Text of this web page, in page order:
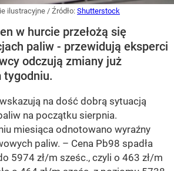
ilustracyjne / Źródło: Shutterstock
w hurcie przełożą się
paliw - przewidują eksperci
odczują zmiany już
tygodniu.
na dość dobrą sytuacją
na początku sierpnia.
miesiąca odnotowano wyraźny
paliw. – Cena Pb98 spadła
5974 zł/m sześc., czyli o 463 zł/m